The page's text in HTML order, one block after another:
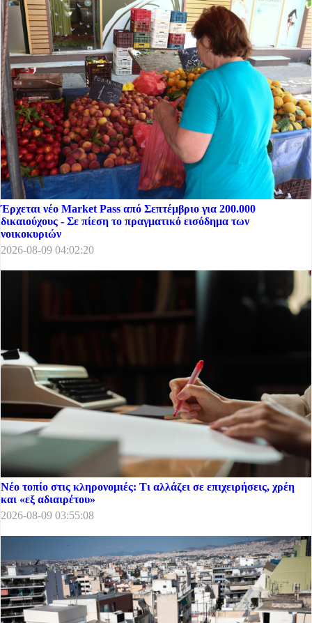
Έρχεται νέο Market Pass από Σεπτέμβριο για 200.000
δικαιούχους - Σε πίεση το πραγματικό εισόδημα των
νοικοκυριών
2026-08-09 04:02:20
Νέο τοπίο στις κληρονομιές: Τι αλλάζει σε επιχειρήσεις, χρέη
και «εξ αδιαιρέτου»
2026-08-09 03:55:08